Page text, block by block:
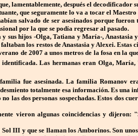
lamentablemente, después el decodificador
que seguramente lo va a tocar el
salvado de ser asesinados porque
por la que se podía regresar al pasado.
hijos -Olga, Tatiana y María-, Anastasia
los restos de Anastasia y Alexei.
de 2007 a unos metros de la fosa en la
Las hermanas eran Olga, María,
fue asesinada. La familia Romanov
totalmente esa información. Es una
las dos personas sospechadas.Estos dos
vieron algunas coincidencias y dijeron:
III y que se llaman los Amborinos. Son